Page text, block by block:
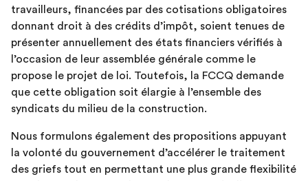
travailleurs, financées par des cotisations obligatoires
donnant droit à des crédits d’impôt, soient tenues de
présenter annuellement des états financiers vérifiés à
l’occasion de leur assemblée générale comme le
propose le projet de loi. Toutefois, la FCCQ demande
que cette obligation soit élargie à l’ensemble des
syndicats du milieu de la construction.
Nous formulons également des propositions appuyant
la volonté du gouvernement d’accélérer le traitement
des griefs tout en permettant une plus grande flexibilité